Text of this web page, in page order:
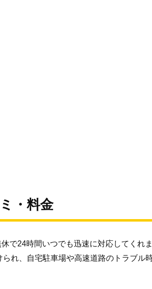
・料金
で24時間いつでも迅速に対応してくれ
られ、自宅駐車場や高速道路のトラブル